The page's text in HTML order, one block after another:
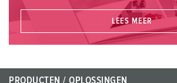
LEES MEER
PRODUCTEN / OPLOSSINGEN